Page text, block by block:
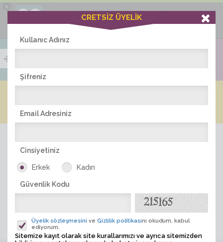
×
Ciddiask Uygulaması
+1 Hafta Gold Üyelik Kazan
Bedava - com.ciddi.ask
İNDİR
ÜYE ARA
CRETSİZ ÜYELİK
Kullanıc Adınız
Şifreniz
Email Adresiniz
Cinsiyetiniz
Erkek Kadın
Güvenlik Kodu
Üyelik sözleşmesini ve Gizlilik politikasını okudum, kabul
ediyorum.
Sitemize kayıt olarak site kurallarımızı ve ayrıca sitemizden